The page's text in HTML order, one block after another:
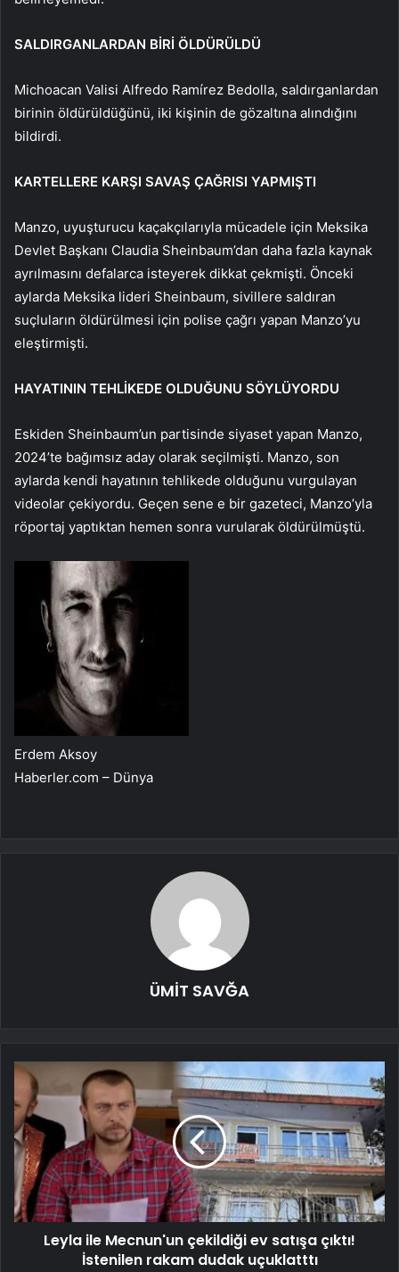
SALDIRGANLARDAN BİRİ ÖLDÜRÜLDÜ
Michoacan Valisi Alfredo Ramírez Bedolla, saldırganlardan
birinin öldürüldüğünü, iki kişinin de gözaltına alındığını
bildirdi.
KARTELLERE KARŞI SAVAŞ ÇAĞRISI YAPMIŞTI
Manzo, uyuşturucu kaçakçılarıyla mücadele için Meksika
Devlet Başkanı Claudia Sheinbaum’dan daha fazla kaynak
ayrılmasını defalarca isteyerek dikkat çekmişti. Önceki
aylarda Meksika lideri Sheinbaum, sivillere saldıran
suçluların öldürülmesi için polise çağrı yapan Manzo’yu
eleştirmişti.
HAYATININ TEHLİKEDE OLDUĞUNU SÖYLÜYORDU
Eskiden Sheinbaum’un partisinde siyaset yapan Manzo,
2024’te bağımsız aday olarak seçilmişti. Manzo, son
aylarda kendi hayatının tehlikede olduğunu vurgulayan
videolar çekiyordu. Geçen sene e bir gazeteci, Manzo’yla
röportaj yaptıktan hemen sonra vurularak öldürülmüştü.
Erdem Aksoy
Haberler.com – Dünya
ÜMİT SAVĞA
Leyla ile Mecnun'un çekildiği ev satışa çıktı!
İstenilen rakam dudak uçuklatttı